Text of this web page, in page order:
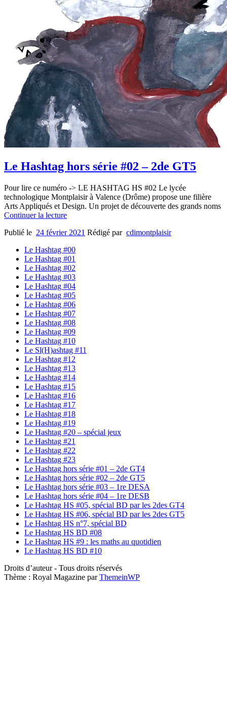
Le Hashtag hors série #02 – 2de GT5
Pour lire ce numéro -> LE HASHTAG HS #02 Le lycée
technologique Montplaisir à Valence (Drôme) propose une filière
Arts Appliqués et Design. Un projet de découverte des grands noms
Continuer la lecture
Publié le 24 février 2021 Rédigé par cdimontplaisir
Le Hashtag #00
Le Hashtag #01
Le Hashtag #02
Le Hashtag #03
Le Hashtag #04
Le Hashtag #05
Le Hashtag #06
Le Hashtag #07
Le Hashtag #08
Le Hashtag #09
Le Hashtag #10
Le Sl(H)ashtag #11
Le Hashtag #12
Le Hashtag #13
Le Hashtag #14
Le Hashtag #15
Le Hashtag #16
Le Hashtag #17
Le Hashtag #18
Le Hashtag #19
Le Hashtag #20 – spécial jeux
Le Hashtag #21
Le Hashtag #22
Le Hashtag #23
Le Hashtag hors série #01 – 2de GT4
Le Hashtag hors série #02 – 2de GT5
Le Hashtag hors série #03 – 1re DESA
Le Hashtag hors série #04 – 1re DESB
Le Hashtag HS #05, spécial BD par les 2des GT4
Le Hashtag HS #06, spécial BD par les 2des GT5
Le Hashtag HS n°7, spécial BD
Le Hashtag HS BD #08
Le Hashtag HS #9 : les maths au quotidien
Le Hashtag HS BD #10
Droits d’auteur - Tous droits réservés
Thème : Royal Magazine parThemeinWP